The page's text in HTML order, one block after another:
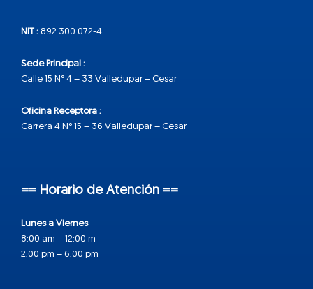
NIT : 892.300.072-4
Sede Principal :
Calle 15 N° 4 – 33 Valledupar – Cesar
Oficina Receptora :
Carrera 4 N° 15 – 36 Valledupar – Cesar
== Horario de Atención ==
Lunes a Viernes
8:00 am – 12:00 m
2:00 pm – 6:00 pm